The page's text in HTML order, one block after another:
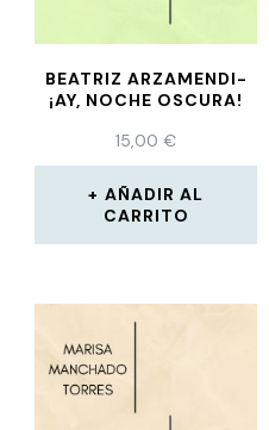
BEATRIZ ARZAMENDI-
¡AY, NOCHE OSCURA!
15,00€
AÑADIR AL
CARRITO